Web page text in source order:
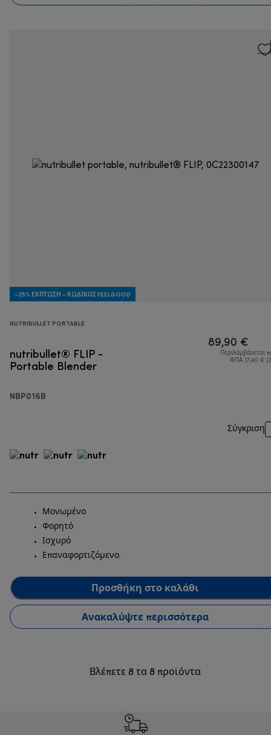
-25% ΈΚΠΤΩΣΗ - ΚΩΔΙΚΌΣ FEELGOOD
NUTRIBULLET PORTABLE
nutribullet® FLIP -
Portable Blender
NBP016B
89,90 €
Περιλαμβάνεται
ΦΠΑ 17,40 €
Σύγκριση
Μονωμένο
Φορητό
Ισχυρό
Επαναφορτιζόμενο.
Προσθήκη στο καλάθι
Ανακαλύψτε περισσότερα
Βλέπετε 8 τα 8 προϊόντα